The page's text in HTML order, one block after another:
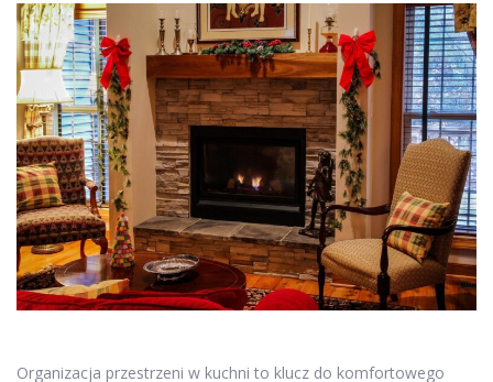
Organizacja przestrzeni w kuchni to klucz do komfortowego